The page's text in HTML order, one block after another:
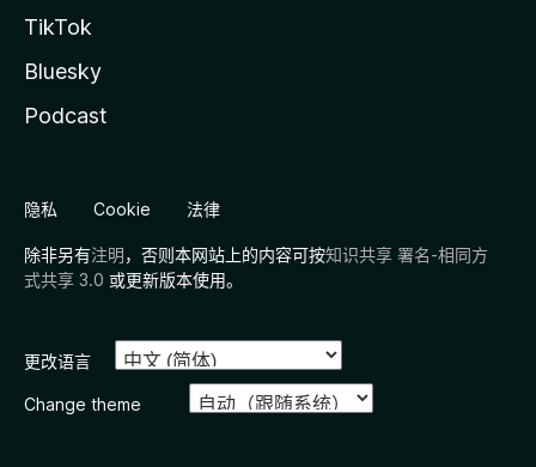
TikTok
Bluesky
Podcast
隐私 Cookie 法律
除非另有注明，否则本网站上的内容可按知识共享 署名-相同方
式共享 3.0 或更新版本使用。
更改语言
Change theme